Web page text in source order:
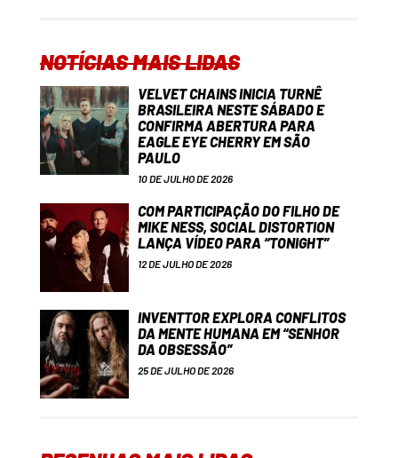
NOTÍCIAS MAIS LIDAS
VELVET CHAINS INICIA TURNÊ
BRASILEIRA NESTE SÁBADO E
CONFIRMA ABERTURA PARA
EAGLE EYE CHERRY EM SÃO
PAULO
10 DE JULHO DE 2026
COM PARTICIPAÇÃO DO FILHO DE
MIKE NESS, SOCIAL DISTORTION
LANÇA VÍDEO PARA “TONIGHT”
12 DE JULHO DE 2026
INVENTTOR EXPLORA CONFLITOS
DA MENTE HUMANA EM “SENHOR
DA OBSESSÃO”
25 DE JULHO DE 2026